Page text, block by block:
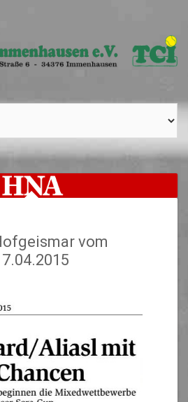
vom